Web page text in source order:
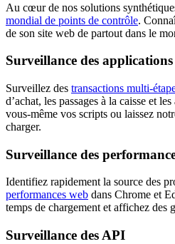
Au cœur de nos solutions
mondial de points de contrôle.
de son site web de partout dans le
Surveillance des
Surveillez des transactions multi-
d’achat, les passages à la caisse et
vous-même vos scripts ou laissez
charger.
Surveillance des
Identifiez rapidement la source des
performances web dans Chrome et
temps de chargement et affichez des
Surveillance des API